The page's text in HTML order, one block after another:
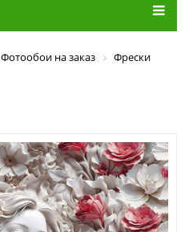
Фотообои на заказ
Фрески